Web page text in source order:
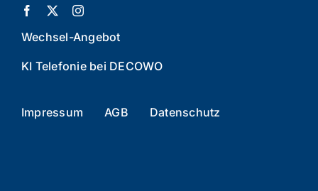
Wechsel-Angebot
KI Telefonie bei DECOWO
Impressum AGB Datenschutz